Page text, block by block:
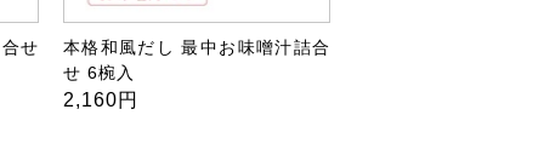
せ
本格和風だし 最中お味噌汁詰合
せ 6椀入
2,160円